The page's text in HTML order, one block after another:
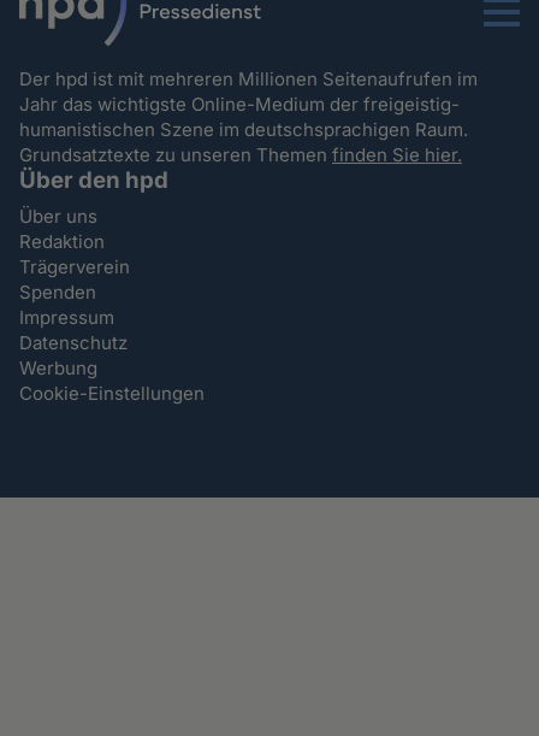
Menu
Der hpd ist mit mehreren Millionen Seitenaufrufen im
Jahr das wichtigste Online-Medium der freigeistig-
humanistischen Szene im deutschsprachigen Raum.
Grundsatztexte zu unseren Themenfinden Sie hier.
Über den hpd
Über uns
Redaktion
Trägerverein
Spenden
Impressum
Datenschutz
Werbung
Cookie-Einstellungen